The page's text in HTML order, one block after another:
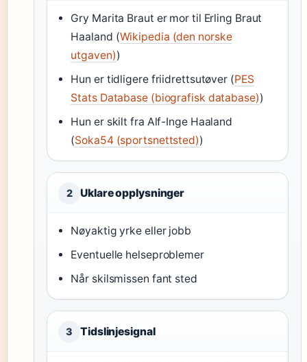
Gry Marita Braut er mor til Erling Braut
Haaland (Wikipedia (den norske
utgaven))
Hun er tidligere friidrettsutøver (PES
Stats Database (biografisk database))
Hun er skilt fra Alf-Inge Haaland
(Soka54 (sportsnettsted))
2 Uklare opplysninger
Nøyaktig yrke eller jobb
Eventuelle helseproblemer
Når skilsmissen fant sted
3 Tidslinjesignal